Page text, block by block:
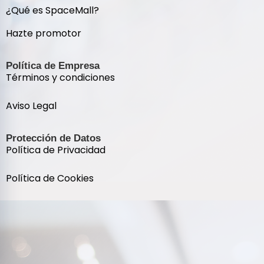
¿Qué es SpaceMall?
Hazte promotor
Política de Empresa
Términos y condiciones
Aviso Legal
Protección de Datos
Política de Privacidad
Política de Cookies